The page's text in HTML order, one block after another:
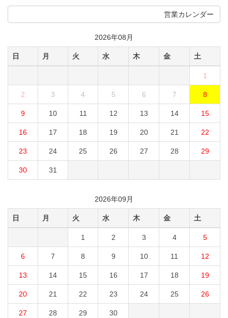
営業カレンダー
2026年08月
日 月 火 水 木 金 土
1
2 3 4 5 6 7 8
9 10 11 12 13 14 15
16 17 18 19 20 21 22
23 24 25 26 27 28 29
30 31
2026年09月
日 月 火 水 木 金 土
1 2 3 4 5
6 7 8 9 10 11 12
13 14 15 16 17 18 19
20 21 22 23 24 25 26
27 28 29 30